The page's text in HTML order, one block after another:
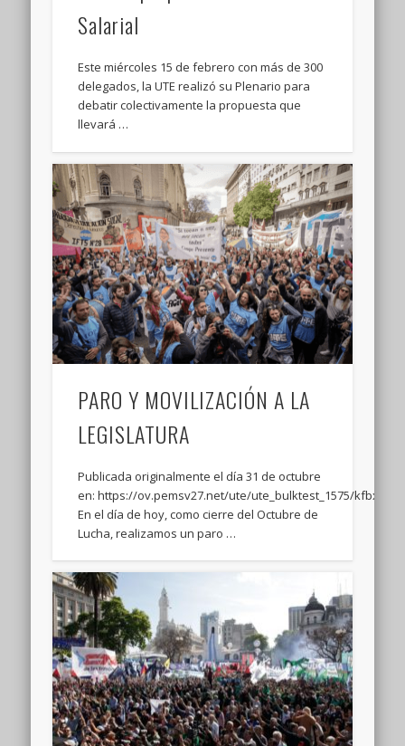
Salarial
Este miércoles 15 de febrero con más de 300
delegados, la UTE realizó su Plenario para
debatir colectivamente la propuesta que
llevará …
PARO Y MOVILIZACIÓN A LA
LEGISLATURA
Publicada originalmente el día 31 de octubre
en: https://ov.pemsv27.net/ute/ute_bulktest_1575/
En el día de hoy, como cierre del Octubre de
Lucha, realizamos un paro …